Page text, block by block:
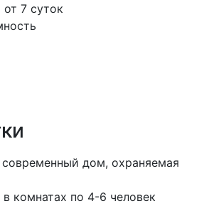
7 суток
дом, охраняемая
комнатах по 4-6 человек